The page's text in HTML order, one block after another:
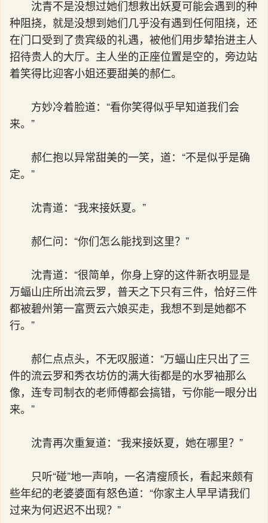
沈青不是没想过她们想救出妖夏可能会遇到的种
种阻挠，就是没想到她们几乎没有遇到任何阻挠，还
在门口受到了贵宾级的礼遇，被他们用步辇抬进主人
招待贵人的大厅。主人坐的正座位置是空的，旁边站
着笑得比迎客小姐还要甜美的郝仁。
方妙冷着脸道：“看你笑得似乎早知道我们会
来。”
郝仁抱以异常甜美的一笑，道：“不是似乎是确
定。”
沈青道：“我来接妖夏。”
郝仁问：“你们怎么能找到这里？”
沈青道：“很简单，你身上穿的这件新衣明显是
万蝠山庄所出流云罗，普天之下只有三件，恰好三件
都被碧州第一富贾云六娘买走，我想不到是她都不
行。”
郝仁点点头，不无叹服道：“万蝠山庄只出了三
件的流云罗和秀衣坊仿的满大街都是的水罗袖那么
像，连专司制衣的老师傅都会搞错，亏你能一眼分出
来。”
沈青再次重复道：“我来接妖夏，她在哪里？”
只听“碰”地一声响，一名清瘦颀长，看起来颇有
些年纪的老婆婆面有怒色道：“你家主人早早请我们
过来为何迟迟不出现？”